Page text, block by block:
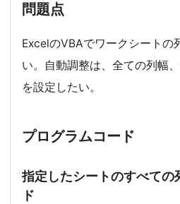
問題点
ExcelのVBAでワークシートの
い。自動調整は、全ての列幅
を設定したい。
プログラムコード
指定したシートのすべての
ド